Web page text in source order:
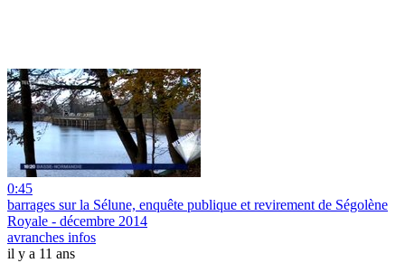
0:45
barrages sur la Sélune, enquête publique et revirement de Ségolène
Royale - décembre 2014
avranches infos
il y a 11 ans